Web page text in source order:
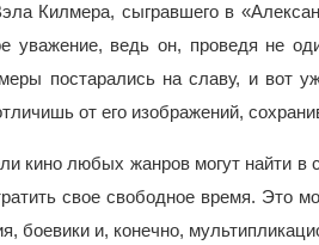
Килмера, сыгравшего в
уважение, ведь он, проведя не
постарались на славу, и вот
от его изображений,
кино любых жанров могут найти в
свое свободное время. Это
боевики и, конечно,